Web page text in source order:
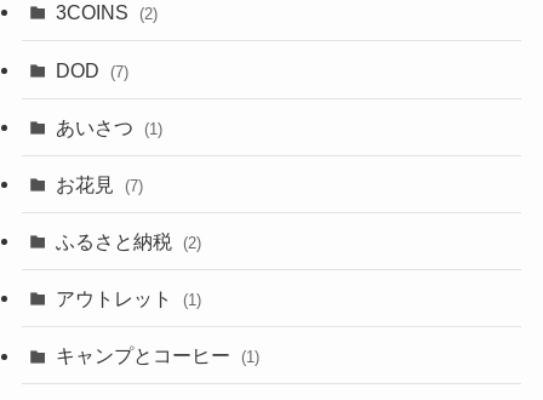
3COINS (2)
DOD (7)
あいさつ (1)
お花見 (7)
ふるさと納税 (2)
アウトレット (1)
キャンプとコーヒー (1)